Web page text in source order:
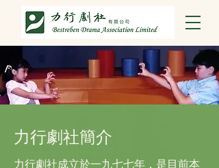
力行劇社簡介
力行劇社成立於一九七七年，是目前本